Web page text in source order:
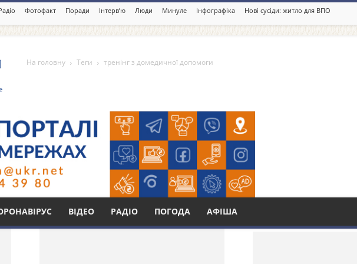
Фотофакт Поради Інтерв’ю Люди Минуле Інфографіка Нові сусіди: житло для ВПО
ВІДЕО РАДІО ПОГОДА АФІША
На головну Теги тренінг з домедичної допомоги
допомоги